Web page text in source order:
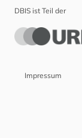
DBIS ist Teil der
Impressum